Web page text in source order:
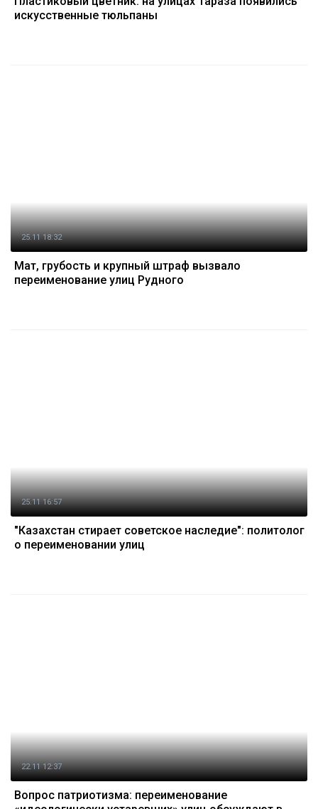
искусственные тюльпаны
25.11 18:32
Мат, грубость и крупный штраф вызвало
переименование улиц Рудного
25.11 16:57
"Казахстан стирает советское наследие": политолог
о переименовании улиц
22.11 12:37
Вопрос патриотизма: переименование